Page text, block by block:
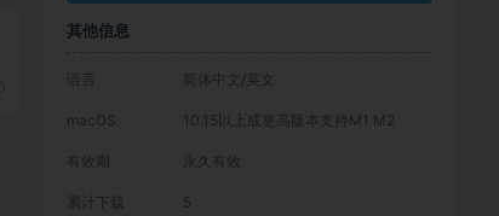
其他信息
语言 简体中文/英文
macOS 10.15以上或更高版本支持M1 M2
有效期 永久有效
累计下载 5